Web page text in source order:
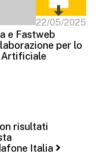
22/05/2025
e Fastweb
per lo
Artificiale
risultati
Italia